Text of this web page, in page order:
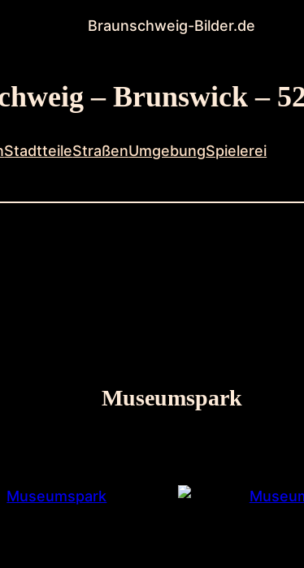
Braunschweig-Bilder.de
– Brunswick –
StadtteileStraßenUmgebungSpielerei
Museumspark